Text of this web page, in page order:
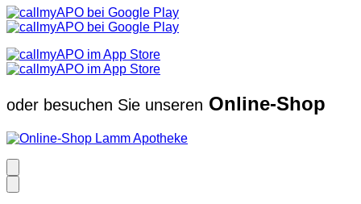
oder besuchen Sie unseren Online-Shop